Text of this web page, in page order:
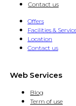
Contact us
Offers
Facilities &
Location
Contact us
Web Services
Blog
Term of use